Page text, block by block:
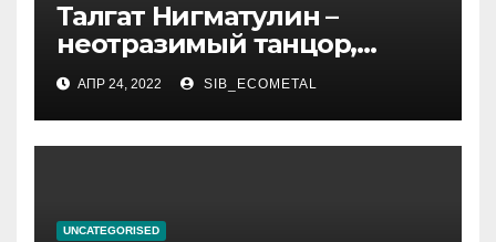
Талгат Нигматулин –
неотразимый танцор,
непревзойденный
постановщик хореографии,
великолепный актер и
славный, положительный
АПР 24, 2022 SIB_ECOMETAL
UNCATEGORISED